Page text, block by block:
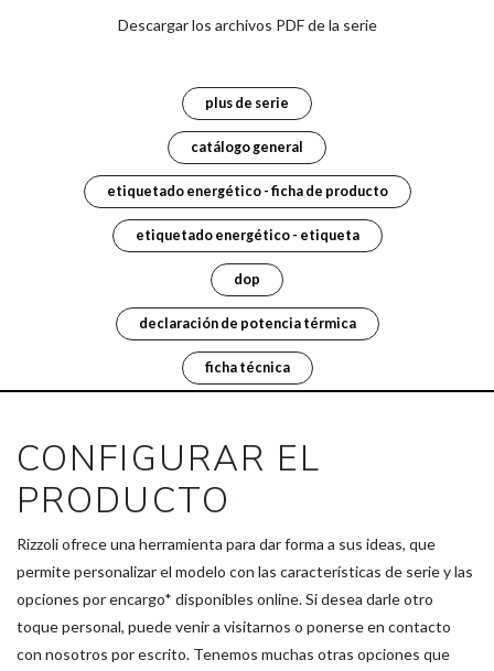
Descargar los archivos PDF de la serie
plus de serie
catálogo general
etiquetado energético - ficha de producto
etiquetado energético - etiqueta
dop
declaración de potencia térmica
ficha técnica
CONFIGURAR EL
PRODUCTO
Rizzoli ofrece una herramienta para dar forma a sus ideas, que
permite personalizar el modelo con las características de serie y las
opciones por encargo* disponibles online. Si desea darle otro
toque personal, puede venir a visitarnos o ponerse en contacto
con nosotros por escrito. Tenemos muchas otras opciones que